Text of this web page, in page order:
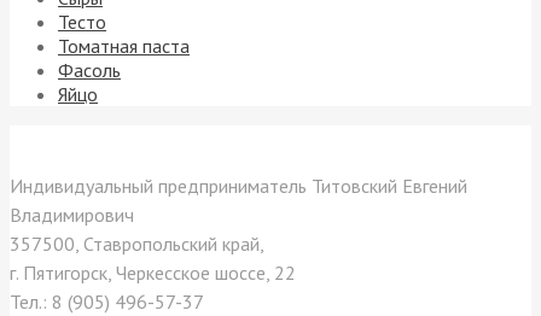
Тесто
Томатная паста
Фасоль
Яйцо
Индивидуальный предприниматель Титовский Евгений
Владимирович
357500, Ставропольский край,
г. Пятигорск, Черкесское шоссе, 22
Тел.: 8 (905) 496-57-37